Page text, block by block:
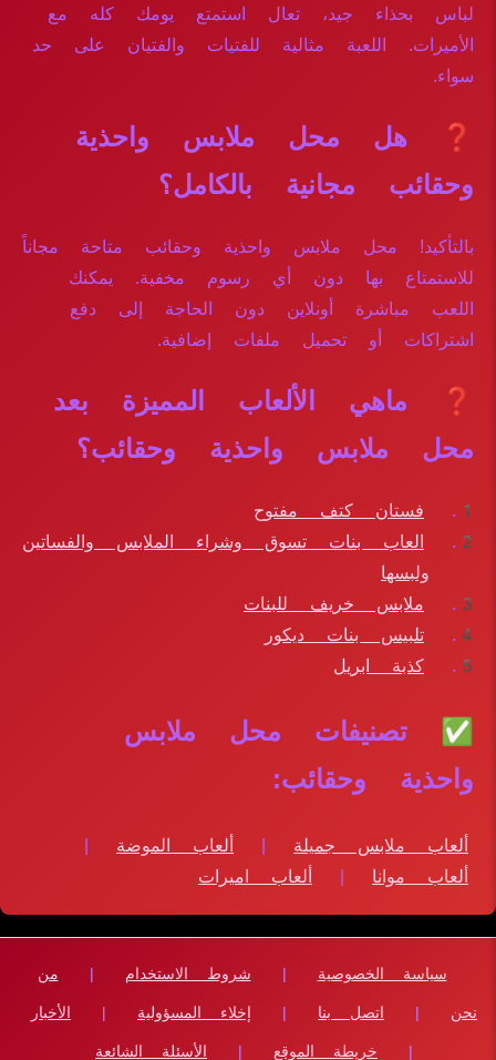
لباس بحذاء جيد، تعال استمتع يومك كله مع
الأميرات. اللعبة مثالية للفتيات والفتيان على حد
سواء.
❓ هل محل ملابس واحذية
وحقائب مجانية بالكامل؟
بالتأكيد! محل ملابس واحذية وحقائب متاحة مجاناً
للاستمتاع بها دون أي رسوم مخفية. يمكنك
اللعب مباشرة أونلاين دون الحاجة إلى دفع
اشتراكات أو تحميل ملفات إضافية.
❓ ماهي الألعاب المميزة بعد
محل ملابس واحذية وحقائب؟
فستان كتف مفتوح
العاب بنات تسوق وشراء الملابس والفساتين
ولبسها
ملابس خريف للبنات
تلبيس بنات ديكور
كذبة ابريل
✅ تصنيفات محل ملابس
واحذية وحقائب:
ألعاب ملابس جميلة | ألعاب الموضة
|
ألعاب موانا
| ألعاب اميرات
سياسة الخصوصية | شروط الاستخدام | من
نحن | اتصل بنا | إخلاء المسؤولية | الأخبار
| خريطة الموقع | الأسئلة الشائعة